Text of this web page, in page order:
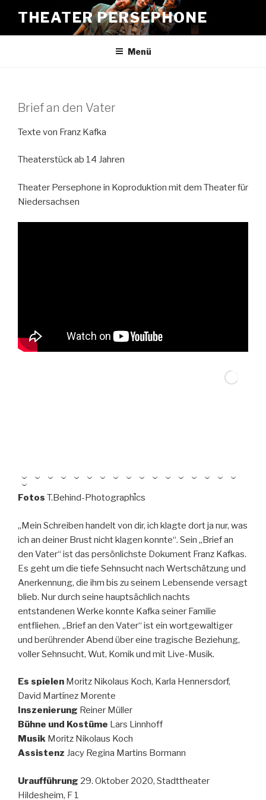
Inhalt
springen
THEATER PERSEPHONE
Menü
Brief an den Vater
Texte von Franz Kafka
Theaterstück ab 14 Jahren
Theater Persephone in Koproduktion mit dem Theater für
Niedersachsen
Fotos T.Behind-Photographics
„Mein Schreiben handelt von dir, ich klagte dort ja nur, was
ich an deiner Brust nicht klagen konnte“. Sein „Brief an
den Vater“ ist das persönlichste Dokument Franz Kafkas.
Es geht um die tiefe Sehnsucht nach Wertschätzung und
Anerkennung, die ihm bis zu seinem Lebensende versagt
blieb. Nur durch seine hauptsächlich nachts
entstandenen Werke konnte Kafka seiner Familie
entfliehen. „Brief an den Vater“ ist ein wortgewaltiger
und berührender Abend über eine tragische Beziehung,
voller Sehnsucht, Wut, Komik und mit Live-Musik.
Es spielen Moritz Nikolaus Koch, Karla Hennersdorf,
David Martínez Morente
Inszenierung Reiner Müller
Bühne und Kostüme Lars Linnhoff
Musik Moritz Nikolaus Koch
Assistenz Jacy Regina Martins Bormann
Uraufführung 29. Oktober 2020, Stadttheater
Hildesheim, F 1